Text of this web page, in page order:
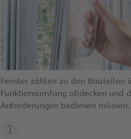
Fenster zählen zu den Bauteilen
Funktionsumfang abdecken und
Anforderungen bedienen
1